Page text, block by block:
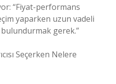
“Fiyat-performans
yaparken uzun vadeli
gerek.”
Seçerken Nelere